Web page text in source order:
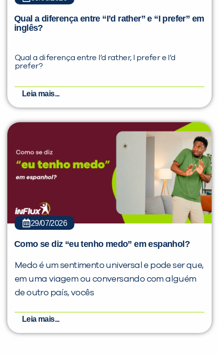
Qual a diferença entre “I’d rather” e “I prefer” em
inglês?
Qual a diferença entre I’d rather, I prefer e I’d
prefer?
Leia mais...
29/07/2026
Como se diz “eu tenho medo” em espanhol?
Medo é um sentimento universal e pode ser que,
em uma viagem ou conversando com alguém
de outro país, vocês
Leia mais...